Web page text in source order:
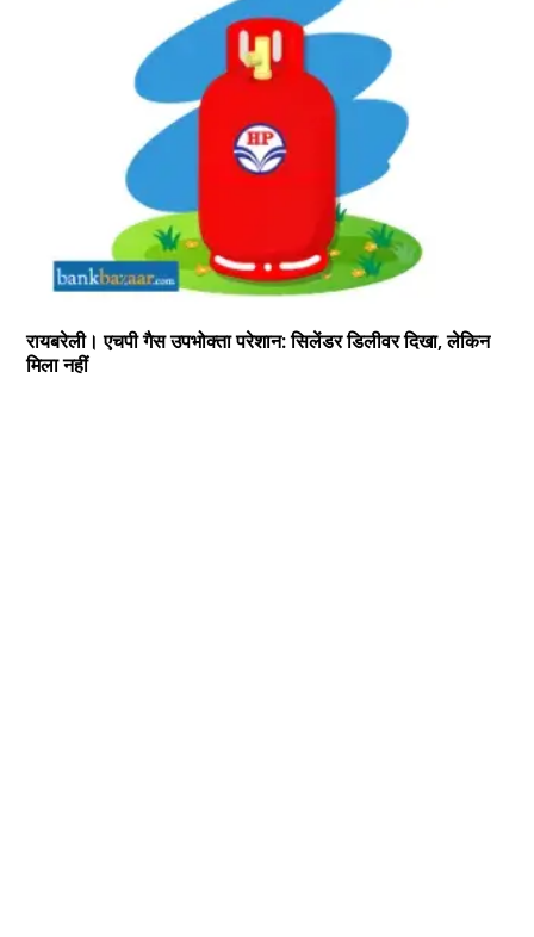
रायबरेली। एचपी गैस उपभोक्ता परेशान: सिलेंडर डिलीवर दिखा, लेकिन
मिला नहीं